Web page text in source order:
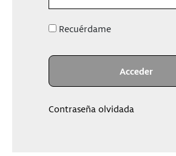
Recuérdame
Contraseña olvidada